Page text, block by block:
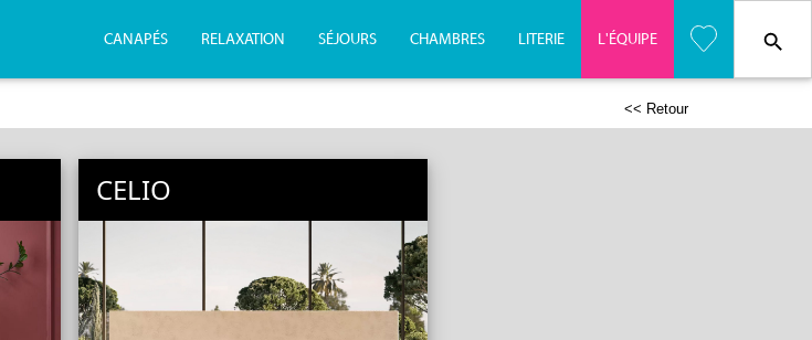
CANAPÉS RELAXATION SÉJOURS CHAMBRES LITERIE L'ÉQUIPE
<< Retour
CELIO